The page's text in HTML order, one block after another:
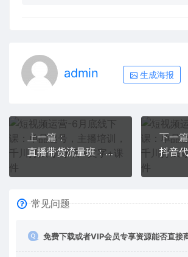
admin 生成海报
上一篇：
直播带货流量班：起新号/专场/打榜/明星网红助播/月播千万gmv(8.4号更新)
下一
常见问题
免费下载或者VIP会员专享资源能否直接